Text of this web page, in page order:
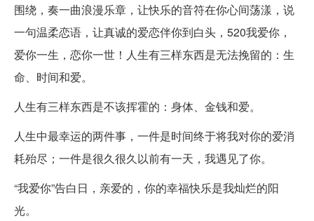
围绕，奏一曲浪漫乐章，让快乐的音符在你心间荡漾，说
一句温柔恋语，让真诚的爱恋伴你到白头，520我爱你，
爱你一生，恋你一世！人生有三样东西是无法挽留的：生
命、时间和爱。
人生有三样东西是不该挥霍的：身体、金钱和爱。
人生中最幸运的两件事，一件是时间终于将我对你的爱消
耗殆尽；一件是很久很久以前有一天，我遇见了你。
“我爱你”告白日，亲爱的，你的幸福快乐是我灿烂的阳
光。